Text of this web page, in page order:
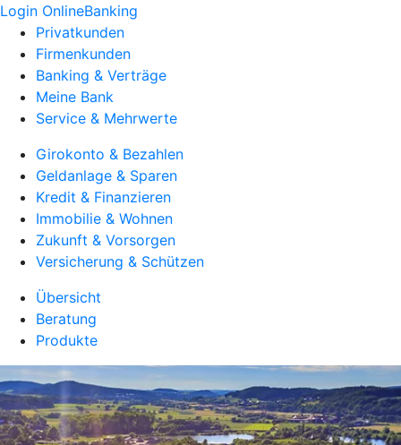
Login OnlineBanking
Privatkunden
Firmenkunden
Banking & Verträge
Meine Bank
Service & Mehrwerte
Girokonto & Bezahlen
Geldanlage & Sparen
Kredit & Finanzieren
Immobilie & Wohnen
Zukunft & Vorsorgen
Versicherung & Schützen
Übersicht
Beratung
Produkte